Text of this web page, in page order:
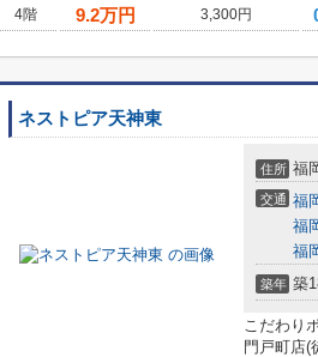
4階
9.2万円 3,300円
ネストピア天神東
住所 福
交通 福
福
福
築年 築
こだわり
門戸町店(